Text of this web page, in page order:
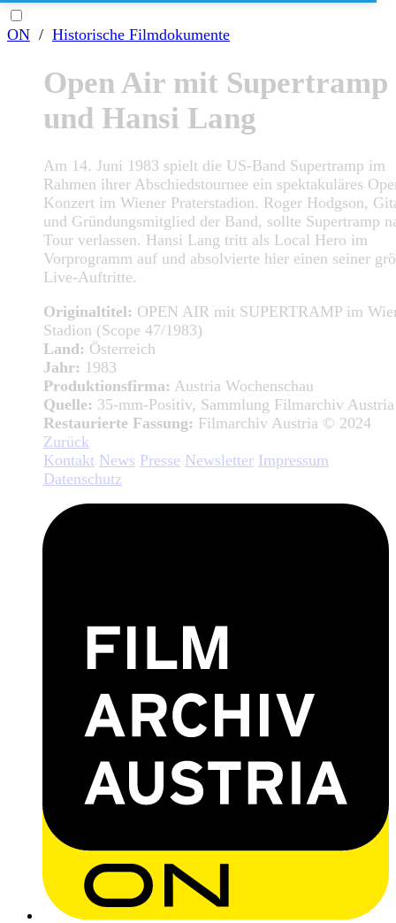
ON / Historische Filmdokumente
Open Air mit Supertramp
und Hansi Lang
Am 14. Juni 1983 spielt die US-Band Supertramp im
Rahmen ihrer Abschiedstournee ein spektakuläres
Konzert im Wiener Praterstadion. Roger Hodgson,
und Gründungsmitglied der Band, sollte Supertramp
Tour verlassen. Hansi Lang tritt als Local Hero im
Vorprogramm auf und absolvierte hier einen seiner
Live-Auftritte.
Originaltitel: OPEN AIR mit SUPERTRAMP im
Stadion (Scope 47/1983)
Land: Österreich
Jahr: 1983
Produktionsfirma: Austria Wochenschau
Quelle: 35-mm-Positiv, Sammlung Filmarchiv Austria
Restaurierte Fassung: Filmarchiv Austria © 2024
Zurück
Kontakt News Presse Newsletter Impressum
Datenschutz